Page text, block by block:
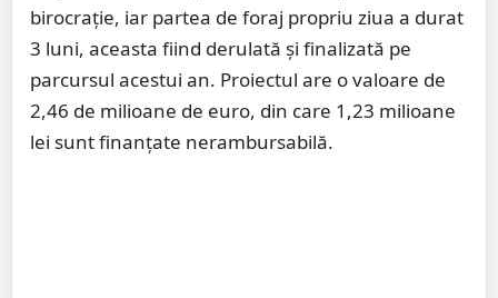
birocrație, iar partea de foraj propriu ziua a durat
3 luni, aceasta fiind derulată și finalizată pe
parcursul acestui an. Proiectul are o valoare de
2,46 de milioane de euro, din care 1,23 milioane
lei sunt finanțate nerambursabilă.